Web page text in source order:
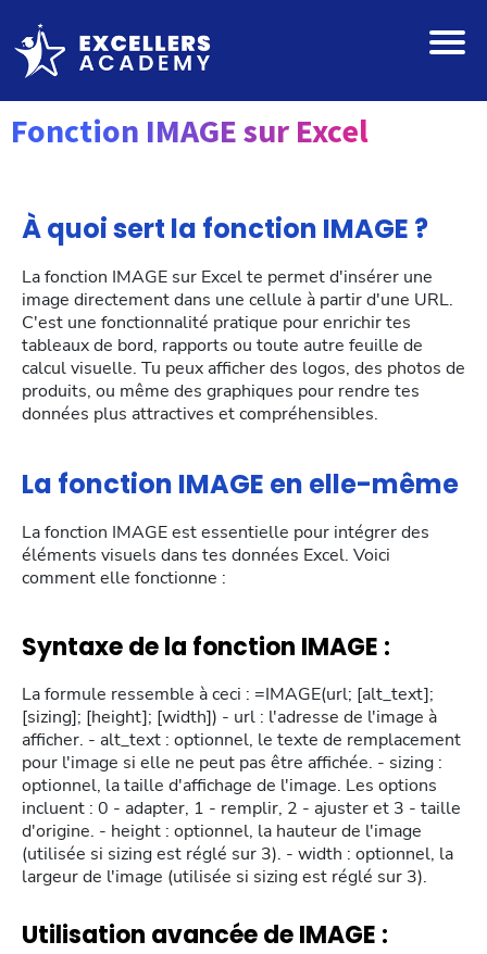
Fonction IMAGE sur Excel
À quoi sert la fonction IMAGE ?
La fonction IMAGE sur Excel te permet d'insérer une
image directement dans une cellule à partir d'une URL.
C'est une fonctionnalité pratique pour enrichir tes
tableaux de bord, rapports ou toute autre feuille de
calcul visuelle. Tu peux afficher des logos, des photos de
produits, ou même des graphiques pour rendre tes
données plus attractives et compréhensibles.
La fonction IMAGE en elle-même
La fonction IMAGE est essentielle pour intégrer des
éléments visuels dans tes données Excel. Voici
comment elle fonctionne :
Syntaxe de la fonction IMAGE :
La formule ressemble à ceci : =IMAGE(url; [alt_text];
[sizing]; [height]; [width]) - url : l'adresse de l'image à
afficher. - alt_text : optionnel, le texte de remplacement
pour l'image si elle ne peut pas être affichée. - sizing :
optionnel, la taille d'affichage de l'image. Les options
incluent : 0 - adapter, 1 - remplir, 2 - ajuster et 3 - taille
d'origine. - height : optionnel, la hauteur de l'image
(utilisée si sizing est réglé sur 3). - width : optionnel, la
largeur de l'image (utilisée si sizing est réglé sur 3).
Utilisation avancée de IMAGE :